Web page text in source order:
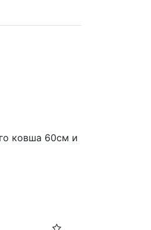
ковша 60см и